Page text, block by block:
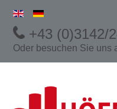
+43 (0)3142/
Oder besuchen Sie uns